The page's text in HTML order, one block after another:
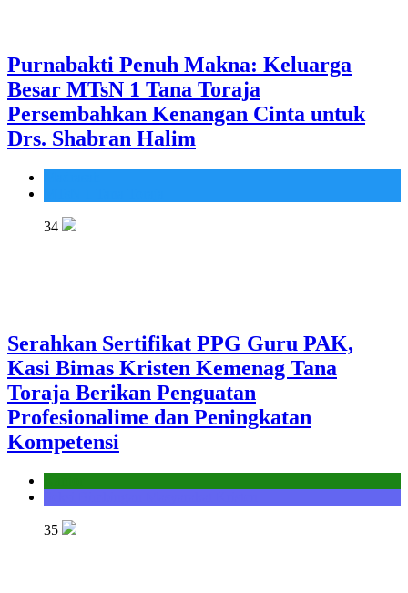
Purnabakti Penuh Makna: Keluarga
Besar MTsN 1 Tana Toraja
Persembahkan Kenangan Cinta untuk
Drs. Shabran Halim
34
Serahkan Sertifikat PPG Guru PAK,
Kasi Bimas Kristen Kemenag Tana
Toraja Berikan Penguatan
Profesionalime dan Peningkatan
Kompetensi
35